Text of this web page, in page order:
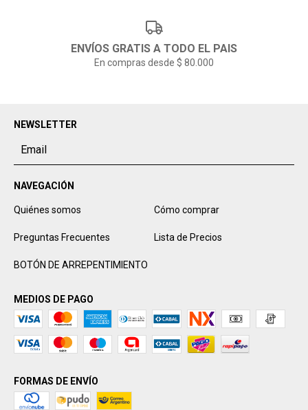
ENVÍOS GRATIS A TODO EL PAIS
En compras desde $ 80.000
NEWSLETTER
NAVEGACIÓN
Quiénes somos Cómo comprar
Preguntas Frecuentes Lista de Precios
BOTÓN DE ARREPENTIMIENTO
MEDIOS DE PAGO
FORMAS DE ENVÍO